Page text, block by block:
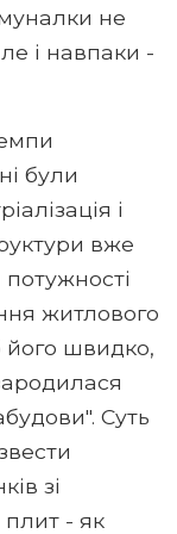
не
і навпаки -
були
і
вже
житлового
швидко,
Суть
зі
плит - як